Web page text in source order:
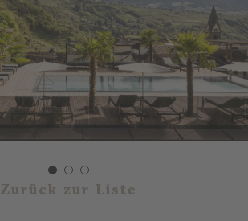
Zurück zur Liste